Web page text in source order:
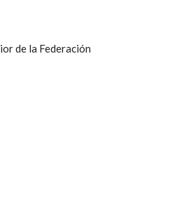
de la Federación